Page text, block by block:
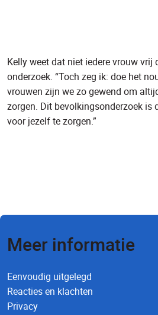
Kelly weet dat niet iedere vrouw vrij
onderzoek. “Toch zeg ik: doe het
vrouwen zijn we zo gewend om
zorgen. Dit bevolkingsonderzoek is
voor jezelf te zorgen.”
Meer informatie
Eenvoudig uitgelegd
Reacties en klachten
Privacy